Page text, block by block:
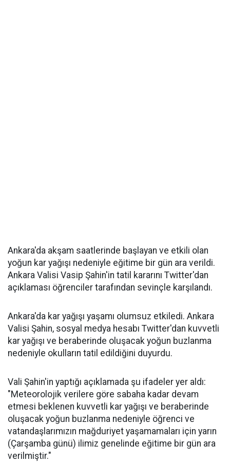
Ankara'da akşam saatlerinde başlayan ve etkili olan
yoğun kar yağışı nedeniyle eğitime bir gün ara verildi.
Ankara Valisi Vasip Şahin'in tatil kararını Twitter'dan
açıklaması öğrenciler tarafından sevinçle karşılandı.
Ankara'da kar yağışı yaşamı olumsuz etkiledi. Ankara
Valisi Şahin, sosyal medya hesabı Twitter'dan kuvvetli
kar yağışı ve beraberinde oluşacak yoğun buzlanma
nedeniyle okulların tatil edildiğini duyurdu.
Vali Şahin'in yaptığı açıklamada şu ifadeler yer aldı:
"Meteorolojik verilere göre sabaha kadar devam
etmesi beklenen kuvvetli kar yağışı ve beraberinde
oluşacak yoğun buzlanma nedeniyle öğrenci ve
vatandaşlarımızın mağduriyet yaşamamaları için yarın
(Çarşamba günü) ilimiz genelinde eğitime bir gün ara
verilmiştir."